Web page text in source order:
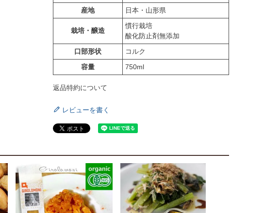
産地
日本・山形県
栽培・醸造
慣行栽培
酸化防止剤無添加
口部形状
コルク
容量
750ml
返品特約について
レビューを書く